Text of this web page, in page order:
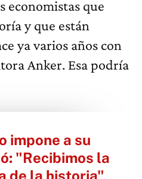
economistas que
y que están
ya varios años con
Anker. Esa podría
impone a su
"Recibimos la
de la historia"